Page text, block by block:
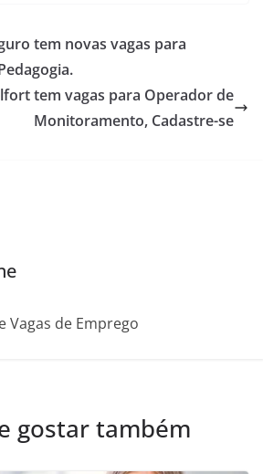
tem novas vagas para
tem vagas para Operador de
Monitoramento, Cadastre-se
Vagas de Emprego
gostar também